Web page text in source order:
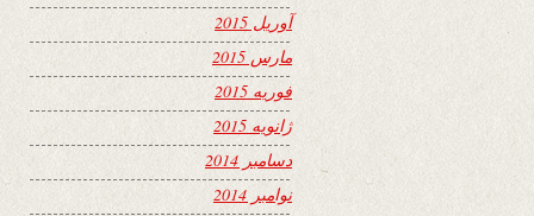
آوریل 2015
مارس 2015
فوریه 2015
ژانویه 2015
دسامبر 2014
نوامبر 2014